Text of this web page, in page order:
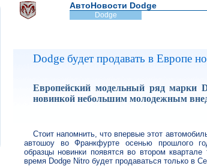
АвтоНовости Dodge
Dodge
Dodge будет продавать в Европе
Европейский модельный ряд марки
новинкой небольшим молодежным
Стоит напомнить, что впервые этот
автошоу во Франкфурте осенью прошлого
образцы новинки появятся во втором
время Dodge Nitro будет продаваться только в